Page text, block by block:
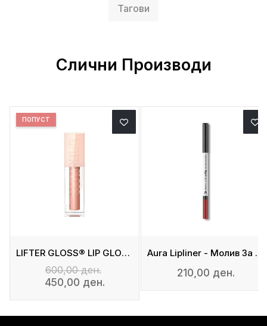
Тагови
Слични Производи
LIFTER GLOSS® LIP GLOSS WITH HYALURONIC ACID
ПОПУСТ
600,00 ден.
450,00 ден.
Aura Lipliner - Молив За Усни
210,00 ден.